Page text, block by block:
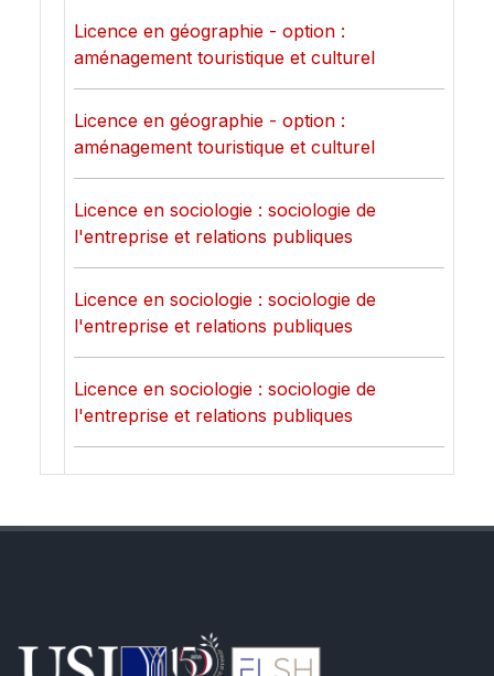
Licence en géographie - option :
aménagement touristique et culturel
Licence en géographie - option :
aménagement touristique et culturel
Licence en sociologie : sociologie de
l'entreprise et relations publiques
Licence en sociologie : sociologie de
l'entreprise et relations publiques
Licence en sociologie : sociologie de
l'entreprise et relations publiques